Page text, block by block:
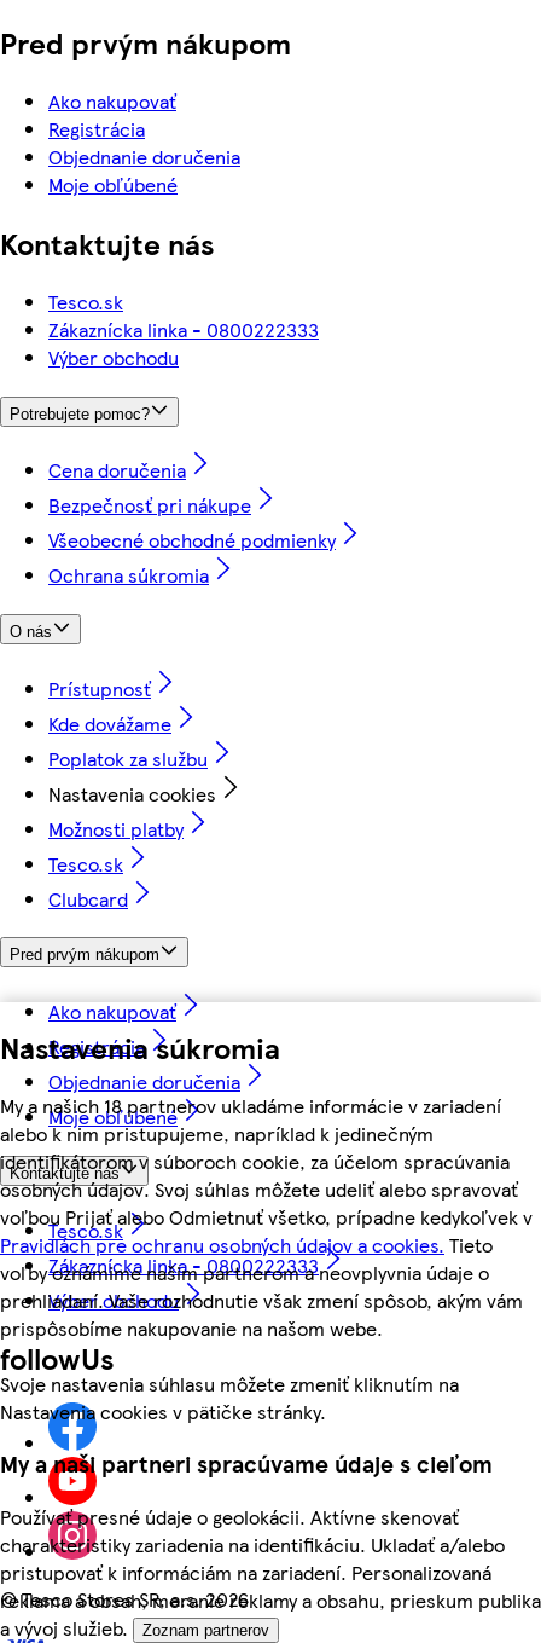
Nastavenia súkromia
My a našich 18 partnerov ukladáme informácie v zariadení
alebo k nim pristupujeme, napríklad k jedinečným
identifikátorom v súboroch cookie, za účelom spracúvania
osobných údajov. Svoj súhlas môžete udeliť alebo spravovať
voľbou Prijať alebo Odmietnuť všetko, prípadne kedykoľvek v
Pravidlách pre ochranu osobných údajov a cookies. Tieto
voľby oznámime našim partnerom a neovplyvnia údaje o
prehliadaní. Vaše rozhodnutie však zmení spôsob, akým vám
prispôsobíme nakupovanie na našom webe.
Svoje nastavenia súhlasu môžete zmeniť kliknutím na
Nastavenia cookies v pätičke stránky.
My a naši partneri spracúvame údaje s cieľom
Používať presné údaje o geolokácii. Aktívne skenovať
charakteristiky zariadenia na identifikáciu. Ukladať a/alebo
pristupovať k informáciám na zariadení. Personalizovaná
reklama a obsah, meranie reklamy a obsahu, prieskum publika
a vývoj služieb.
Zoznam partnerov
Pred prvým nákupom
Ako nakupovať
Registrácia
Objednanie doručenia
Moje obľúbené
Kontaktujte nás
Tesco.sk
Zákaznícka linka - 0800222333
Výber obchodu
Potrebujete pomoc?
Cena doručenia
Bezpečnosť pri nákupe
Všeobecné obchodné podmienky
Ochrana súkromia
O nás
Prístupnosť
Kde dovážame
Poplatok za službu
Nastavenia cookies
Možnosti platby
Tesco.sk
Clubcard
Pred prvým nákupom
Ako nakupovať
Registrácia
Objednanie doručenia
Moje obľúbené
Kontaktujte nás
Tesco.sk
Zákaznícka linka - 0800222333
Výber obchodu
followUs
©Tesco Stores SR, a.s. 2026